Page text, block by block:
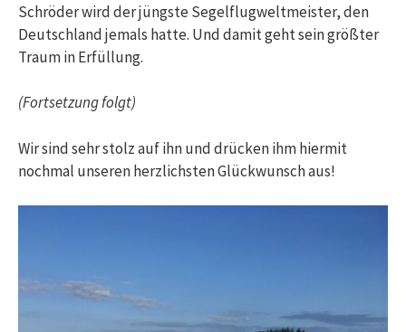
Schröder wird der jüngste Segelflugweltmeister, den
Deutschland jemals hatte. Und damit geht sein größter
Traum in Erfüllung.
(Fortsetzung folgt)
Wir sind sehr stolz auf ihn und drücken ihm hiermit
nochmal unseren herzlichsten Glückwunsch aus!